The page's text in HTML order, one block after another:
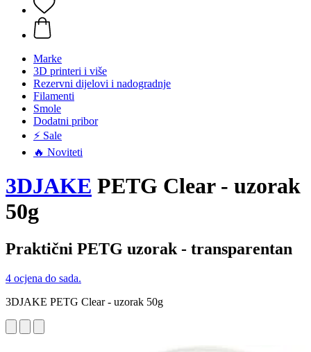
Marke
3D printeri i više
Rezervni dijelovi i nadogradnje
Filamenti
Smole
Dodatni pribor
⚡ Sale
🔥 Noviteti
3DJAKE PETG Clear - uzorak
50g
Praktični PETG uzorak - transparentan
4 ocjena do sada.
3DJAKE PETG Clear - uzorak 50g